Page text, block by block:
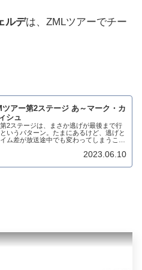
ルデは、ZMLツアーでチー
ツアー第2ステージ あ～マーク・カ
シュ
2ステージは、まさか逃げが最後まで行
いうパターン。たまにあるけど、逃げと
ム差が放送途中でも変わってしまうこと
伝わらなかったのかもしれない。逃げの...
2023.06.10